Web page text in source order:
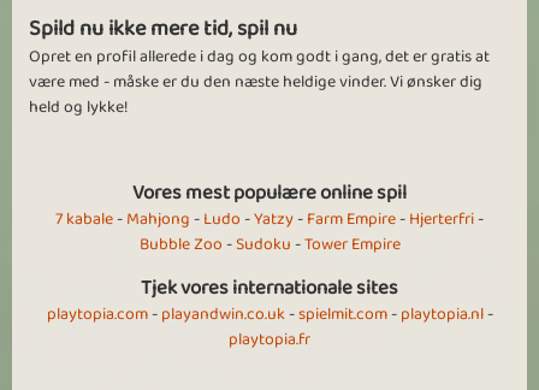
Spild nu ikke mere tid, spil nu
Opret en profil allerede i dag og kom godt i gang, det er gratis at
være med - måske er du den næste heldige vinder. Vi ønsker dig
held og lykke!
Vores mest populære online spil
7 kabale-Mahjong-Ludo-Yatzy-Farm Empire-Hjerterfri-
Bubble Zoo-Sudoku-Tower Empire
Tjek vores internationale sites
playtopia.com-playandwin.co.uk-spielmit.com-playtopia.nl-
playtopia.fr